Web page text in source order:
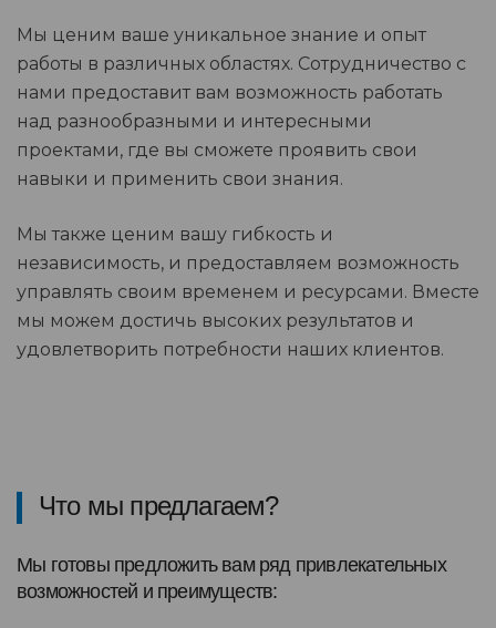
Мы ценим ваше уникальное знание и опыт
работы в различных областях. Сотрудничество с
нами предоставит вам возможность работать
над разнообразными и интересными
проектами, где вы сможете проявить свои
навыки и применить свои знания.
Мы также ценим вашу гибкость и
независимость, и предоставляем возможность
управлять своим временем и ресурсами. Вместе
мы можем достичь высоких результатов и
удовлетворить потребности наших клиентов.
Что мы предлагаем?
Мы готовы предложить вам ряд привлекательных
возможностей и преимуществ: